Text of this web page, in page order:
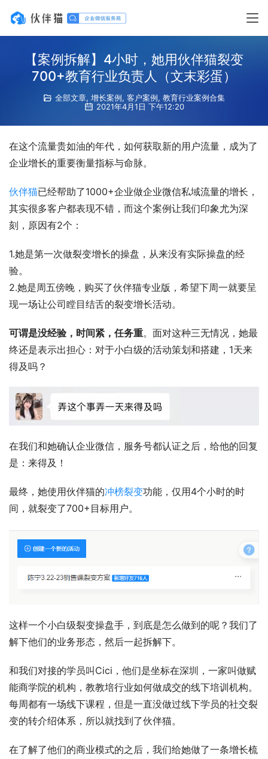
【案例拆解】4小时，她用伙伴猫裂变
700+教育行业负责人（文末彩蛋）
全部文章, 增长案例, 客户案例, 教育行业案例合集
2021年4月1日 下午12:20
在这个流量贵如油的年代，如何获取新的用户流量，成为了
企业增长的重要衡量指标与命脉。
伙伴猫已经帮助了1000+企业做企业微信私域流量的增长，
其实很多客户都表现不错，而这个案例让我们印象尤为深
刻，原因有2个：
1.她是第一次做裂变增长的操盘，从来没有实际操盘的经
验。
2.她是周五傍晚，购买了伙伴猫专业版，希望下周一就要呈
现一场让公司瞠目结舌的裂变增长活动。
可谓是没经验，时间紧，任务重。面对这种三无情况，她最
终还是表示出担心：对于小白级的活动策划和搭建，1天来
得及吗？
在我们和她确认企业微信，服务号都认证之后，给他的回复
是：来得及！
最终，她使用伙伴猫的冲榜裂变功能，仅用4个小时的时
间，就裂变了700+目标用户。
这样一个小白级裂变操盘手，到底是怎么做到的呢？我们了
解下他们的业务形态，然后一起拆解下。
和我们对接的学员叫Cici，他们是坐标在深圳，一家叫做赋
能商学院的机构，教教培行业如何做成交的线下培训机构。
每周都有一场线下课程，但是一直没做过线下学员的社交裂
变的转介绍体系，所以就找到了伙伴猫。
在了解了他们的商业模式的之后，我们给她做了一条增长梳